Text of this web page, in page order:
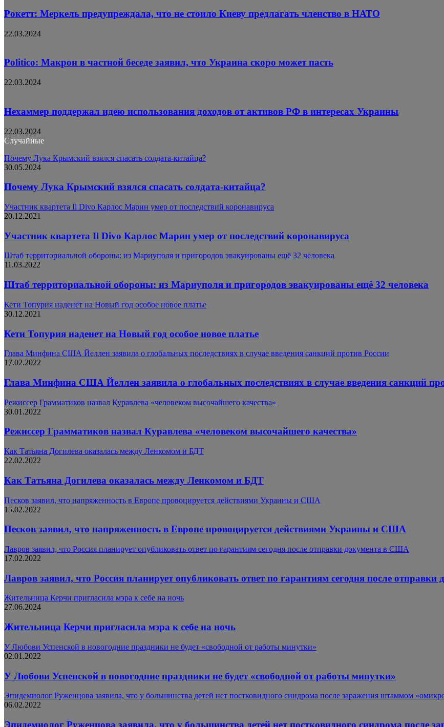
Рокетт: Меркель предупреждала, что не стоило Киеву предлагать членство в НАТО
22.03.2024
Politico: Макрон в частной беседе заявил, что Украина скоро может пасть
22.03.2024
Нехаммер поддержал идею использования доходов от активов РФ в интересах Украины
22.03.2024
Случайные
Почему Лука Крымский взялся спасать солдата-китайца?
30.05.2024
Почему Лука Крымский взялся спасать солдата-китайца?
Участник квартета Il Divo Карлос Марин умер от последствий коронавируса
20.12.2021
Участник квартета Il Divo Карлос Марин умер от последствий коронавируса
Штаб территориальной обороны: из Мариуполя и пригородов эвакуированы ещё 32 человека
11.03.2022
Штаб территориальной обороны: из Мариуполя и пригородов эвакуированы ещё 32 человека
Кети Топурия наденет на Новый год особое новое платье
30.12.2021
Кети Топурия наденет на Новый год особое новое платье
Глава Минфина США Йеллен заявила о глобальных последствиях в случае введения санкций против России
17.02.2022
Глава Минфина США Йеллен заявила о глобальных последствиях в случае введения санкций
Режиссер Грамматиков назвал Куравлева «человеком высочайшего качества»
30.01.2022
Режиссер Грамматиков назвал Куравлева «человеком высочайшего качества»
Как Татьяна Догилева оказалась между Ленкомом и БДТ
22.02.2022
Как Татьяна Догилева оказалась между Ленкомом и БДТ
Песков заявил, что напряженность в Европе провоцируется действиями Украины и США
15.02.2022
Песков заявил, что напряженность в Европе провоцируется действиями Украины и США
Лавров заявил, что Россия планирует опубликовать ответ по гарантиям сегодня после отправки документа в США
17.02.2022
Лавров заявил, что Россия планирует опубликовать ответ по гарантиям сегодня после
Жительница Керчи пригласила мэра к себе на ночь
27.06.2024
Жительница Керчи пригласила мэра к себе на ночь
У Любови Успенской в новогодние праздники не будет «свободной от работы минутки»
02.01.2022
У Любови Успенской в новогодние праздники не будет «свободной от работы минутки»
Эпидемиолог Руженцова заявила, что у большинства детей нет постковидного синдрома после заражения штаммом
06.02.2022
Эпидемиолог Руженцова заявила, что у большинства детей нет постковидного синдрома после